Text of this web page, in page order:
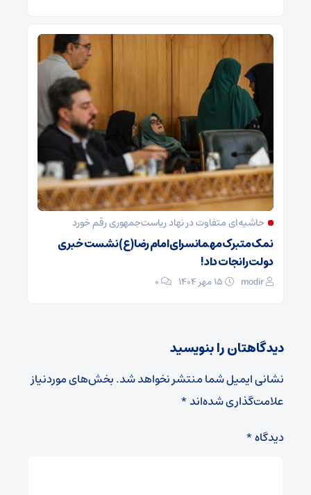
حاشیه‌ای متفاوت در نهاد ریاست‌جمهوری رقم خورد
نمک متبرک مهمانسرای امام رضا(ع) نشست خبری
دولت را نجات داد!
modir
0
دیدگاهتان را بنویسید
نشانی ایمیل شما منتشر نخواهد شد.بخش‌های موردنیاز
علامت‌گذاری شده‌اند*
دیدگاه*